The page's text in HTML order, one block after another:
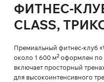
ФИТНЕС-
CLASS,
Премиальный фитнес-клуб
около 1 600 м2 оформлен по
включает просторный
для высокоинтенсивного